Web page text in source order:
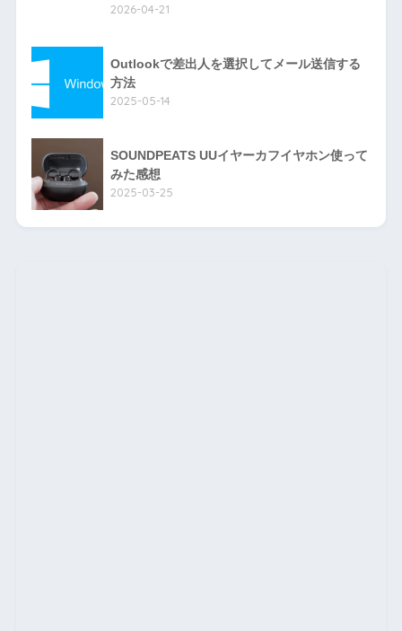
2026-04-21
Outlookで差出人を選択してメール送信する
方法
2025-05-14
SOUNDPEATS UUイヤーカフイヤホン使って
みた感想
2025-03-25